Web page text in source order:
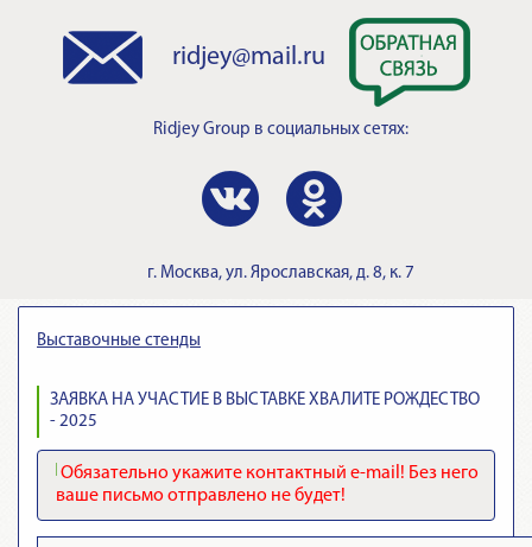
ridjey@mail.ru
Ridjey Group в социальных сетях:
г. Москва, ул. Ярославская, д. 8, к. 7
Выставочные стенды
ЗАЯВКА НА УЧАСТИЕ В ВЫСТАВКЕ ХВАЛИТЕ РОЖДЕСТВО
- 2025
Обязательно укажите контактный e-mail! Без него
ваше письмо отправлено не будет!